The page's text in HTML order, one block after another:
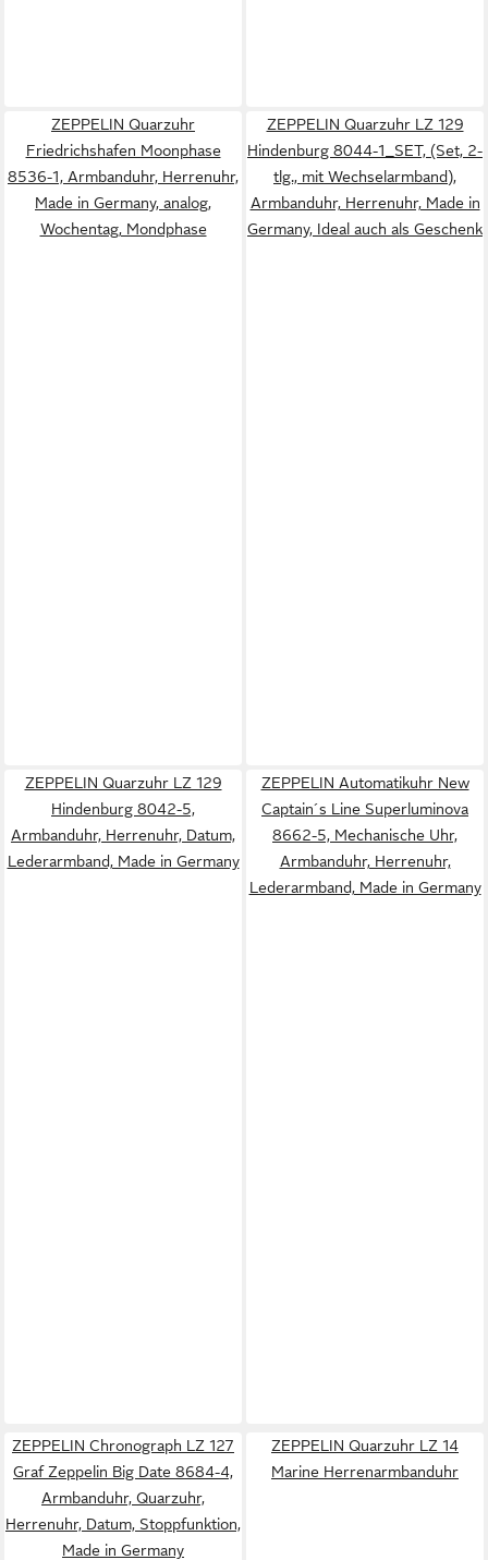
ZEPPELIN Quarzuhr
Friedrichshafen Moonphase
8536-1, Armbanduhr, Herrenuhr,
Made in Germany, analog,
Wochentag, Mondphase
ZEPPELIN Quarzuhr LZ 129
Hindenburg 8044-1_SET, (Set, 2-
tlg., mit Wechselarmband),
Armbanduhr, Herrenuhr, Made in
Germany, Ideal auch als Geschenk
ZEPPELIN Quarzuhr LZ 129
Hindenburg 8042-5,
Armbanduhr, Herrenuhr, Datum,
Lederarmband, Made in Germany
ZEPPELIN Automatikuhr New
Captain´s Line Superluminova
8662-5, Mechanische Uhr,
Armbanduhr, Herrenuhr,
Lederarmband, Made in Germany
ZEPPELIN Chronograph LZ 127
Graf Zeppelin Big Date 8684-4,
Armbanduhr, Quarzuhr,
Herrenuhr, Datum, Stoppfunktion,
Made in Germany
ZEPPELIN Quarzuhr LZ 14
Marine Herrenarmbanduhr